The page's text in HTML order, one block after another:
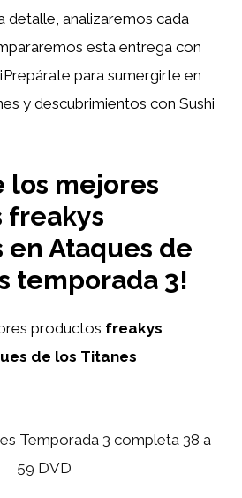
detalle, analizaremos cada
esta entrega con
para sumergirte en
y descubrimientos con Sushi
los mejores
freakys
en Ataques de
temporada 3!
productos freakys
de los Titanes
Temporada 3 completa 38 a
59 DVD